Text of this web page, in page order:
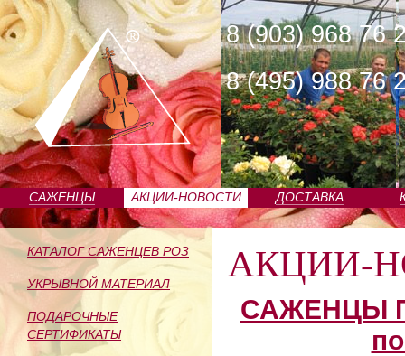
8 (903) 968 76
8 (495) 988 76
САЖЕНЦЫ
ПИТОМНИКА
АКЦИИ-НОВОСТИ ДОСТАВКА
КАТАЛОГ САЖЕНЦЕВ РОЗ
УКРЫВНОЙ МАТЕРИАЛ
ПОДАРОЧНЫЕ
СЕРТИФИКАТЫ
АКЦИИ-
САЖЕНЦЫ